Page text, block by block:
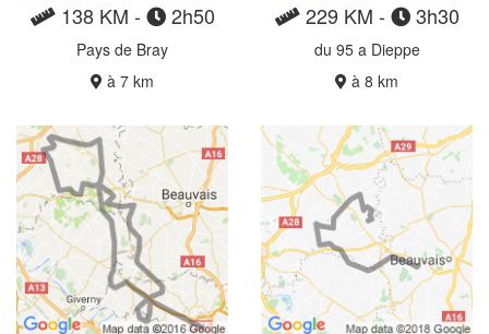
138 KM - 2h50
Pays de Bray
à 7 km
229 KM - 3h30
du 95 a Dieppe
à 8 km